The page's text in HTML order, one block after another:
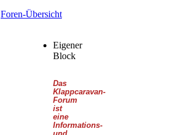
Foren-Übersicht
Eigener
Block
Das
Klappcaravan-
Forum
ist
eine
Informations-